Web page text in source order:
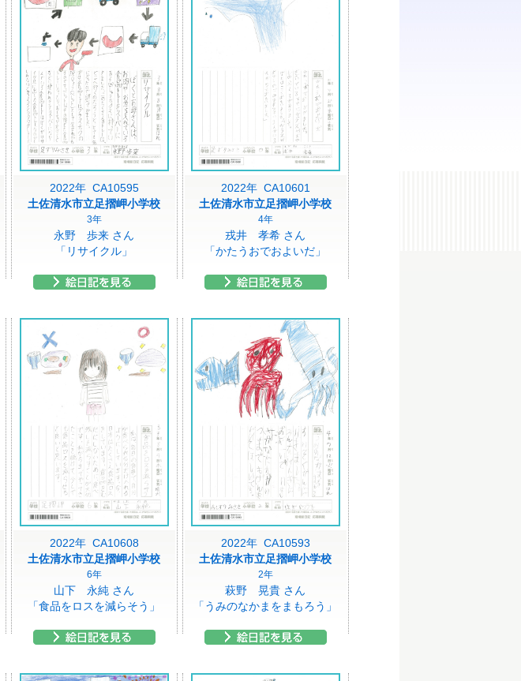
2022年 CA10595
土佐清水市立足摺岬小学校
3年
永野 歩来 さん
「リサイクル」
2022年 CA10601
土佐清水市立足摺岬小学校
4年
戎井 孝希 さん
「かたうおでおよいだ」
2022年 CA10608
土佐清水市立足摺岬小学校
6年
山下 永純 さん
「食品をロスを減らそう」
2022年 CA10593
土佐清水市立足摺岬小学校
2年
萩野 晃貴 さん
「うみのなかまをまもろう」